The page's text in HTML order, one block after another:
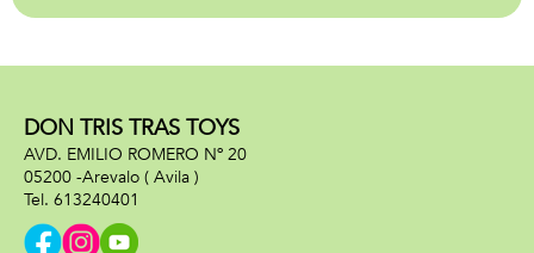
DON TRIS TRAS TOYS
AVD. EMILIO ROMERO Nº 20
05200 -Arevalo ( Avila )
613240401